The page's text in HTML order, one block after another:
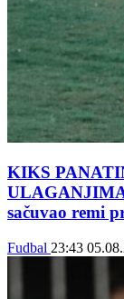
KIKS
sačuvao remi
Fudbal 23:43